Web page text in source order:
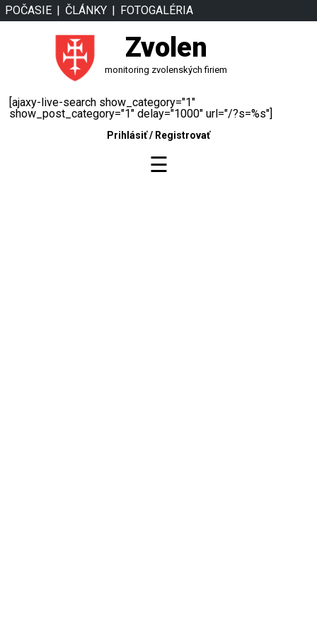
POČASIE ČLÁNKY FOTOGALÉRIA
Zvolen
monitoring zvolenských firiem
[ajaxy-live-search show_category="1"
show_post_category="1" delay="1000" url="/?s=%s"]
Prihlásiť/ Registrovať
☰